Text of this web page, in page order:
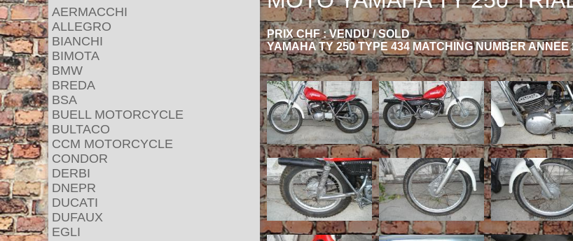
AERMACCHI
ALLEGRO
BIANCHI
BIMOTA
BMW
BREDA
BSA
BUELL MOTORCYCLE
BULTACO
CCM MOTORCYCLE
CONDOR
DERBI
DNEPR
DUCATI
DUFAUX
EGLI
PRIX CHF : VENDU / SOLD
YAMAHA TY 250 TYPE 434 MATCHING NUMBER ANNEE